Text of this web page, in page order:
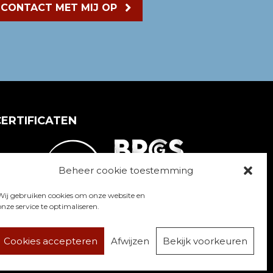
Beheer cookie toestemming
gebruiken cookies om onze website en
service te optimaliseren.
Cookies accepteren Afwijzen Bekijk voorkeuren
CONTACT MET MIJ OP
privacy statement